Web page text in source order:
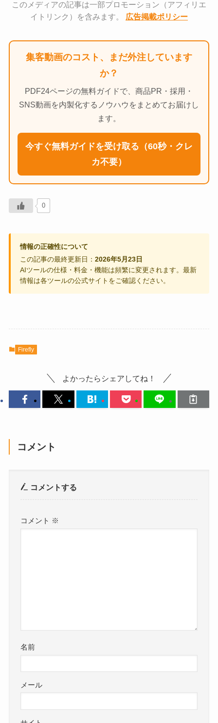
このメディアの記事は一部プロモーション（アフィリエ
イトリンク）を含みます。 広告掲載ポリシー
集客動画のコスト、まだ外注しています
か？
PDF24ページの無料ガイドで、商品PR・採用・
SNS動画を内製化するノウハウをまとめてお届けし
ます。
今すぐ無料ガイドを受け取る（60秒・クレ
カ不要）
0
情報の正確性について
この記事の最終更新日：2026年5月23日
AIツールの仕様・料金・機能は頻繁に変更されます。最新
情報は各ツールの公式サイトをご確認ください。
Firefly
よかったらシェアしてね！
コメント
コメントする
コメント ※
名前
メール